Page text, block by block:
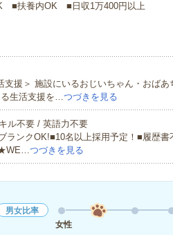
■扶養内OK ■日収1万400円以上
援＞ 施設にいるおじいちゃん・おばあ
る生活支援を…つづきを見る
ル不要 / 英語力不要
ランクOK!■10名以上採用予定！■履歴書
★WE…つづきを見る
男女比率
女性